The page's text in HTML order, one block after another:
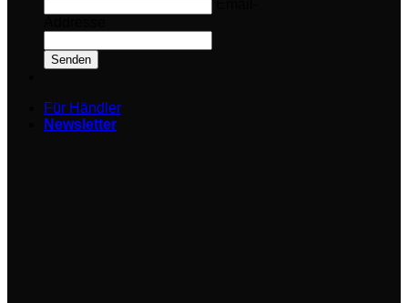
Senden
Für Händler
Newsletter